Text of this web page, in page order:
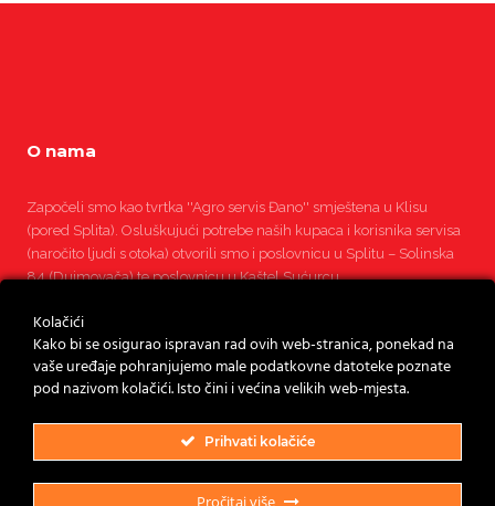
O nama
Započeli smo kao tvrtka ''Agro servis Đano'' smještena u Klisu
(pored Splita). Osluškujući potrebe naših kupaca i korisnika servisa
(naročito ljudi s otoka) otvorili smo i poslovnicu u Splitu – Solinska
84 (Dujmovača) te poslovnicu u Kaštel Sućurcu.
Pročitajte više
Kolačići
Kako bi se osigurao ispravan rad ovih web-stranica, ponekad na
vaše uređaje pohranjujemo male podatkovne datoteke poznate
pod nazivom kolačići. Isto čini i većina velikih web-mjesta.
Prihvati kolačiće
Pročitaj više